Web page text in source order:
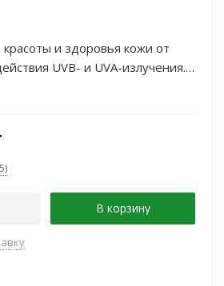
и здоровья кожи от
UVB- и UVA-излучения.
профилактику
солнечного стресса,
кожу, поддерживает ее
В корзину